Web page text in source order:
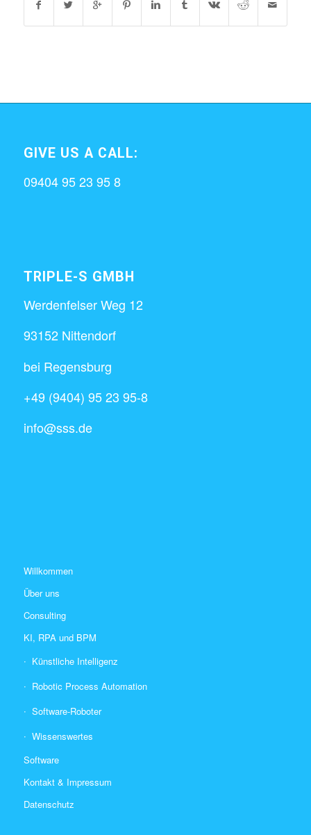
GIVE US A CALL:
09404 95 23 95 8
TRIPLE-S GMBH
Werdenfelser Weg 12
93152 Nittendorf
bei Regensburg
+49 (9404) 95 23 95-8
info@sss.de
Willkommen
Über uns
Consulting
KI, RPA und BPM
Künstliche Intelligenz
Robotic Process Automation
Software-Roboter
Wissenswertes
Software
Kontakt & Impressum
Datenschutz